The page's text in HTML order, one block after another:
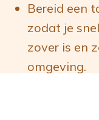
Bereid een
zodat je
zover is en
omgeving.